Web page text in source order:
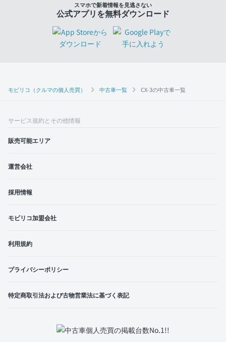
モビリコ（クルマの個人売買） 中古車一覧 CX-3の中古車一覧
スマホで新着情報を見逃さない
公式アプリを無料ダウンロード
サービス規約とその他情報
販売可能エリア
運営会社
採用情報
モビリコ加盟会社
利用規約
プライバシーポリシー
特定商取引法および古物営業法に基づく表記